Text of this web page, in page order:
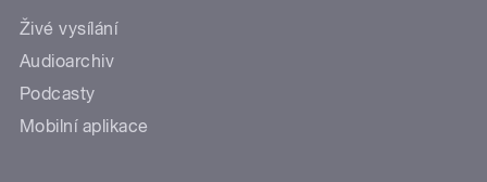
Živé vysílání
Audioarchiv
Podcasty
Mobilní aplikace